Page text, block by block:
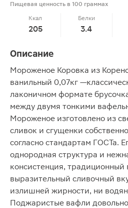
Пищевая ценность в 100 граммах
Ккал
205
Белки
3.4
Описание
Мороженое Коровка из
ванильный 0,07кг
лаконичном формате
между двумя тонкими
Мороженое изготовлено из
сливок и сгущенки
согласно стандартам ГОСТа.
однородная структура и
консистенция,
выразительный сливочный
излишней жирности, ни
Поджаристые вафли